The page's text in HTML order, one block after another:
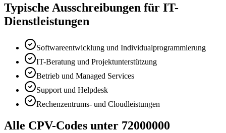
Typische Ausschreibungen für IT-
Dienstleistungen
Softwareentwicklung und Individualprogrammierung
IT-Beratung und Projektunterstützung
Betrieb und Managed Services
Support und Helpdesk
Rechenzentrums- und Cloudleistungen
Alle CPV-Codes unter 72000000